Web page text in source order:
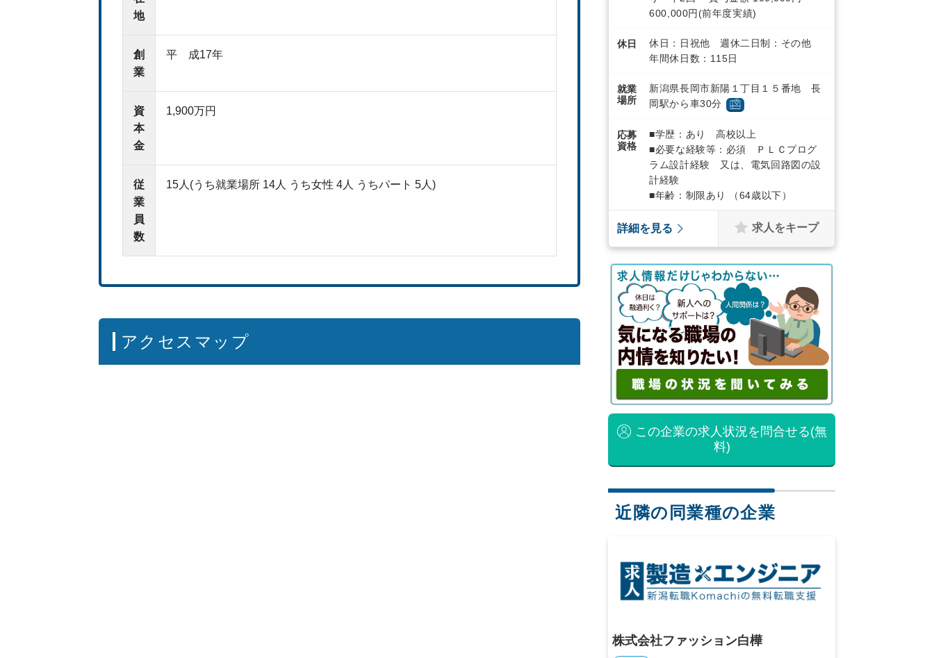
地
創
業
平 成17年
資
本
金
1,900万円
従
業
員
数
15人(うち就業場所 14人 うち女性 4人 うちパート 5人)
アクセスマップ
600,000円(前年度実績)
休日
休日：日祝他 週休二日制：その他
年間休日数：115日
就業
場所
新潟県長岡市新陽１丁目１５番地 長
岡駅から車30分
応募
資格
■学歴：あり 高校以上
■必要な経験等：必須 ＰＬＣプログ
ラム設計経験 又は、電気回路図の設
計経験
■年齢：制限あり （64歳以下）
詳細を見る 求人をキープ
この企業の求人状況を問合せる(無
料)
近隣の同業種の企業
株式会社ファッション白樺